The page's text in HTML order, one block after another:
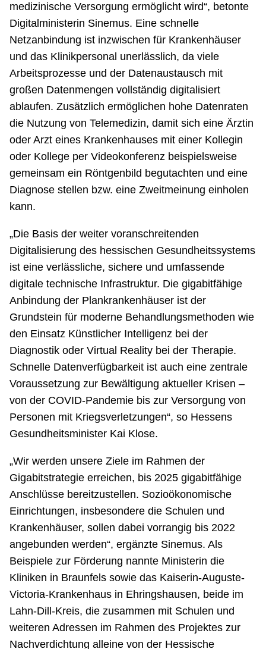
medizinische Versorgung ermöglicht wird“, betonte
Digitalministerin Sinemus. Eine schnelle
Netzanbindung ist inzwischen für Krankenhäuser
und das Klinikpersonal unerlässlich, da viele
Arbeitsprozesse und der Datenaustausch mit
großen Datenmengen vollständig digitalisiert
ablaufen. Zusätzlich ermöglichen hohe Datenraten
die Nutzung von Telemedizin, damit sich eine Ärztin
oder Arzt eines Krankenhauses mit einer Kollegin
oder Kollege per Videokonferenz beispielsweise
gemeinsam ein Röntgenbild begutachten und eine
Diagnose stellen bzw. eine Zweitmeinung einholen
kann.
„Die Basis der weiter voranschreitenden
Digitalisierung des hessischen Gesundheitssystems
ist eine verlässliche, sichere und umfassende
digitale technische Infrastruktur. Die gigabitfähige
Anbindung der Plankrankenhäuser ist der
Grundstein für moderne Behandlungsmethoden wie
den Einsatz Künstlicher Intelligenz bei der
Diagnostik oder Virtual Reality bei der Therapie.
Schnelle Datenverfügbarkeit ist auch eine zentrale
Voraussetzung zur Bewältigung aktueller Krisen –
von der COVID-Pandemie bis zur Versorgung von
Personen mit Kriegsverletzungen“, so Hessens
Gesundheitsminister Kai Klose.
„Wir werden unsere Ziele im Rahmen der
Gigabitstrategie erreichen, bis 2025 gigabitfähige
Anschlüsse bereitzustellen. Sozioökonomische
Einrichtungen, insbesondere die Schulen und
Krankenhäuser, sollen dabei vorrangig bis 2022
angebunden werden“, ergänzte Sinemus. Als
Beispiele zur Förderung nannte Ministerin die
Kliniken in Braunfels sowie das Kaiserin-Auguste-
Victoria-Krankenhaus in Ehringshausen, beide im
Lahn-Dill-Kreis, die zusammen mit Schulen und
weiteren Adressen im Rahmen des Projektes zur
Nachverdichtung alleine von der Hessische